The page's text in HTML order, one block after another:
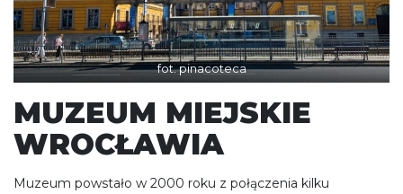
fot. pinacoteca
MUZEUM MIEJSKIE
WROCŁAWIA
Muzeum powstało w 2000 roku z połączenia kilku